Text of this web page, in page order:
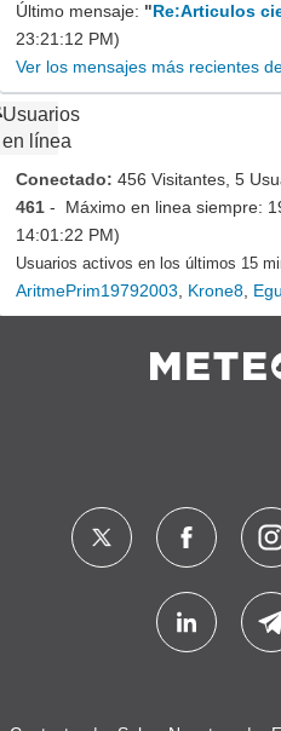
Último mensaje: "Re:Articulos
23:21:12 PM)
Ver los mensajes más recientes
Usuarios
en línea
Conectado: 456 Visitantes, 5
461 - Máximo en linea siempre:
14:01:22 PM)
Usuarios activos en los últimos 15
AritmePrim19792003 Krone8